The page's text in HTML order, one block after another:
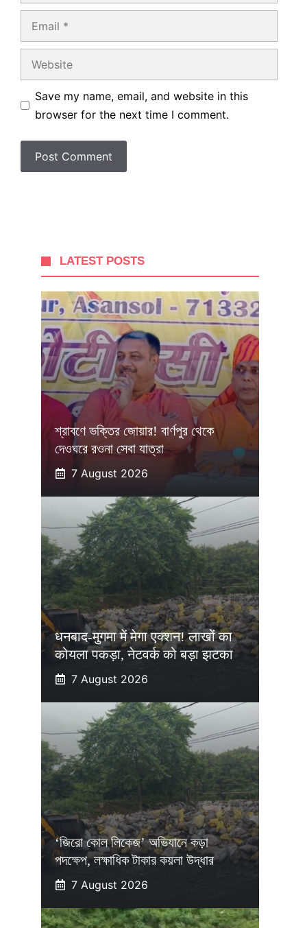
Save my name, email, and website in this
browser for the next time I comment.
LATEST POSTS
শ্রাবণে ভক্তির জোয়ার! বার্ণপুর থেকে
দেওঘরে রওনা সেবা যাত্রা
7 August 2026
धनबाद-मुगमा में मेगा एक्शन! लाखों का
कोयला पकड़ा, नेटवर्क को बड़ा झटका
7 August 2026
‘জিরো কোল লিকেজ’ অভিযানে কড়া
পদক্ষেপ, লক্ষাধিক টাকার কয়লা উদ্ধার
7 August 2026